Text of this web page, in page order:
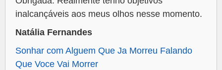
inalcançáveis aos meus olhos nesse momento.
Natália Fernandes
Sonhar com Alguem Que Ja Morreu Falando
Que Voce Vai Morrer